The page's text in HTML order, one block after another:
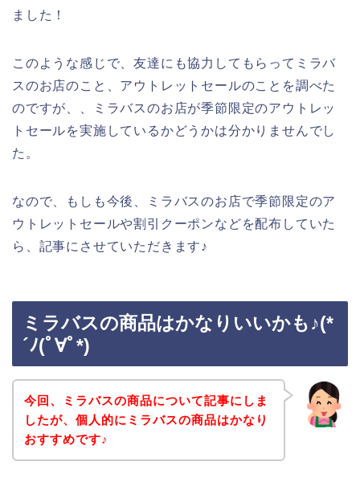
ました！
このような感じで、友達にも協力してもらってミラバ
スのお店のこと、アウトレットセールのことを調べた
のですが、、ミラバスのお店が季節限定のアウトレッ
トセールを実施しているかどうかは分かりませんでし
た。
なので、もしも今後、ミラバスのお店で季節限定のア
ウトレットセールや割引クーポンなどを配布していた
ら、記事にさせていただきます♪
ミラバスの商品はかなりいいかも♪(*
´ﾉ(ﾟ∀ﾟ*)
今回、ミラバスの商品について記事にしま
したが、個人的にミラバスの商品はかなり
おすすめです♪